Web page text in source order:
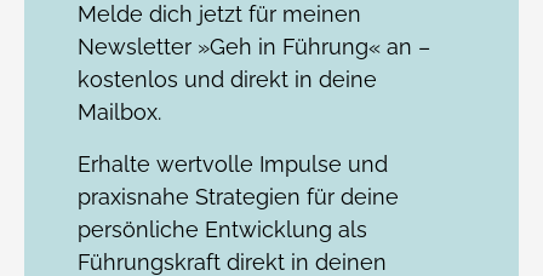
Melde dich jetzt für meinen
Newsletter »Geh in Führung« an –
kostenlos und direkt in deine
Mailbox.
Erhalte wertvolle Impulse und
praxisnahe Strategien für deine
persönliche Entwicklung als
Führungskraft direkt in deinen